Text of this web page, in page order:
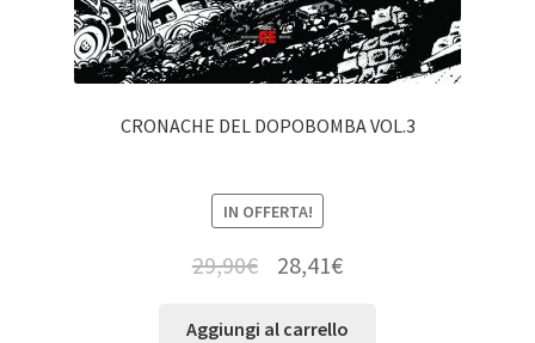
CRONACHE DEL DOPOBOMBA VOL.3
IN OFFERTA!
29,90€ 28,41€
Aggiungi al carrello